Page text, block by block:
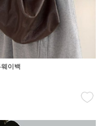
이백